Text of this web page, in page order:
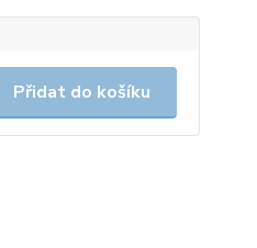
Přidat do košíku